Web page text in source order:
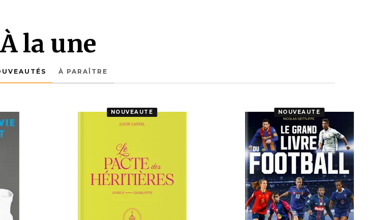
À la une
À PARAÎTRE
NOUVEAUTÉ NOUVEAUTÉ